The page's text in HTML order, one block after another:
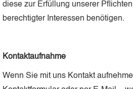
diese zur Erfüllung unserer
berechtigter Interessen benötigen.
Kontaktaufnahme
Wenn Sie mit uns Kontakt